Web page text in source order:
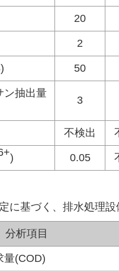
20
2
50
ン抽出量
3
不検出
) 0.05
に基づく、排水処理
分析項目
量(COD)